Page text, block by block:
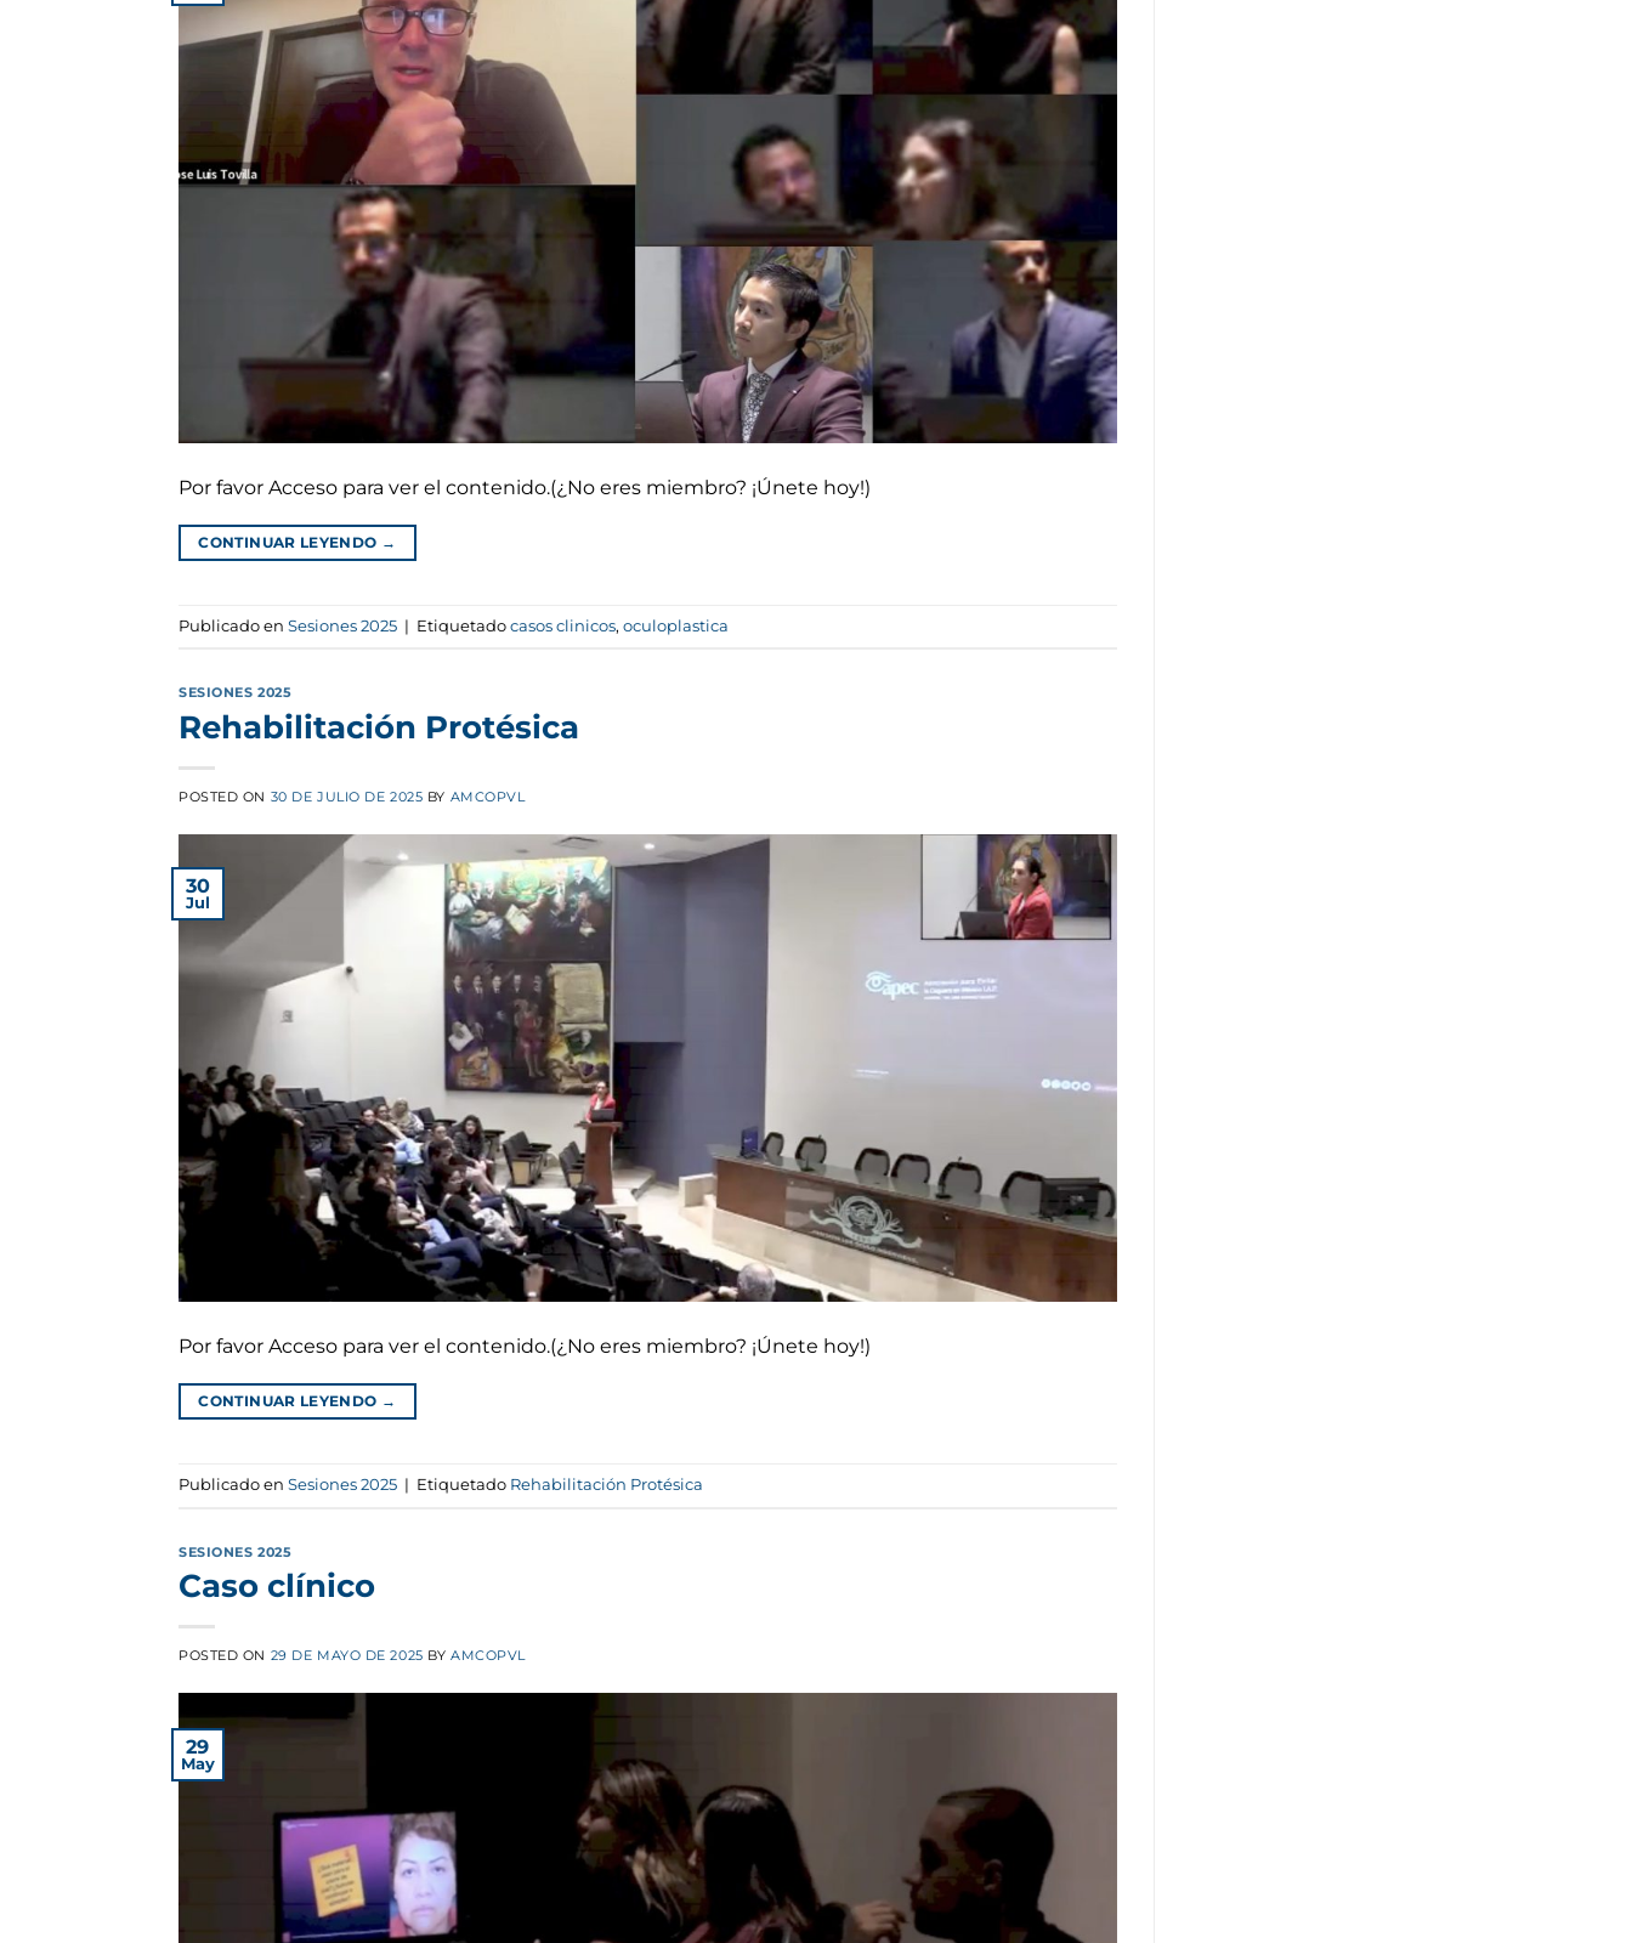
Por favor Acceso para ver el contenido.(¿No eres miembro? ¡Únete hoy!)
CONTINUAR LEYENDO →
Publicado en Sesiones 2025 | Etiquetado casos clinicos, oculoplastica
SESIONES 2025
Rehabilitación Protésica
POSTED ON 30 DE JULIO DE 2025 BY AMCOPVL
30
Jul
Por favor Acceso para ver el contenido.(¿No eres miembro? ¡Únete hoy!)
CONTINUAR LEYENDO →
Publicado en Sesiones 2025 | Etiquetado Rehabilitación Protésica
SESIONES 2025
Caso clínico
POSTED ON 29 DE MAYO DE 2025 BY AMCOPVL
29
May